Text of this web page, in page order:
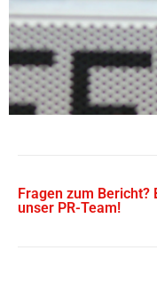
Fragen zum Bericht?
unser PR-Team!